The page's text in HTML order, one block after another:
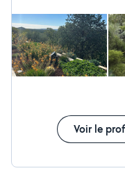
plaisir de répondre à
votre projet !
Voir le